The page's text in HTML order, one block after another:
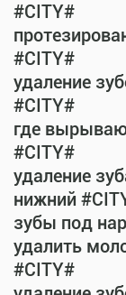
#CITY#
#CITY#
удаление
#CITY#
где
#CITY#
удаление
нижний
зубы под
удалить
#CITY#